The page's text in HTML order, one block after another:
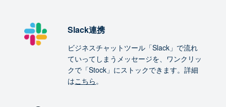
Slack連携
ビジネスチャットツール「Slack」で流れ
ていってしまうメッセージを、ワンクリッ
クで「Stock」にストックできます。詳細
はこちら。